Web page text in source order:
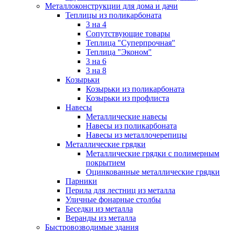
Металлоконструкции для дома и дачи
Теплицы из поликарбоната
3 на 4
Сопутствующие товары
Теплица "Суперпрочная"
Теплица "Эконом"
3 на 6
3 на 8
Козырьки
Козырьки из поликарбоната
Козырьки из профлиста
Навесы
Металлические навесы
Навесы из поликарбоната
Навесы из металлочерепицы
Металлические грядки
Металлические грядки с полимерным
покрытием
Оцинкованные металлические грядки
Парники
Перила для лестниц из металла
Уличные фонарные столбы
Беседки из металла
Веранды из металла
Быстровозводимые здания